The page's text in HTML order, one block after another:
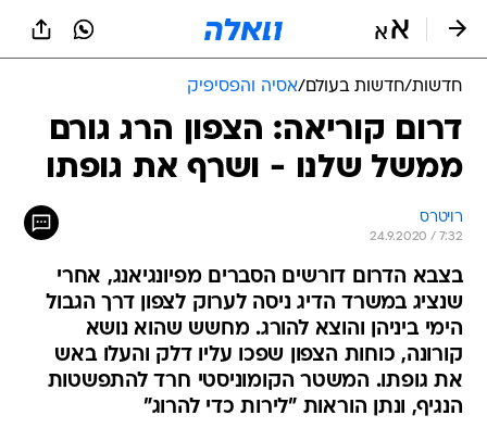
חדשות/חדשות בעולם/אסיה והפסיפיק
דרום קוריאה: הצפון הרג גורם
ממשל שלנו - ושרף את גופתו
רויטרס
24.9.2020 / 7:32
בצבא הדרום דורשים הסברים מפיונגיאנג, אחרי
שנציג במשרד הדיג ניסה לערוק לצפון דרך הגבול
הימי ביניהן והוצא להורג. מחשש שהוא נושא
קורונה, כוחות הצפון שפכו עליו דלק והעלו באש
את גופתו. המשטר הקומוניסטי חרד להתפשטות
הנגיף, ונתן הוראות "לירות כדי להרוג"